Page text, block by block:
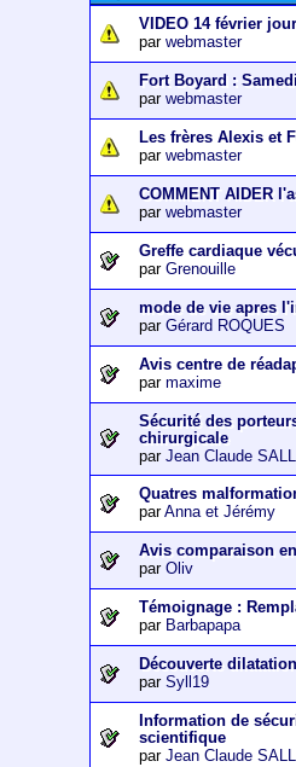
VIDEO 14 février
parwebmaster
Fort Boyard :
parwebmaster
Les frères Alexis et
parwebmaster
COMMENT AIDER
parwebmaster
Greffe cardiaque
parGrenouille
mode de vie apres
parGérard ROQUES
Avis centre de
parmaxime
Sécurité des
chirurgicale
parJean Claude
Quatres
parAnna et Jérémy
Avis comparaison
parOliv
Témoignage :
par Barbapapa
Découverte
parSyll19
Information de
scientifique
parJean Claude